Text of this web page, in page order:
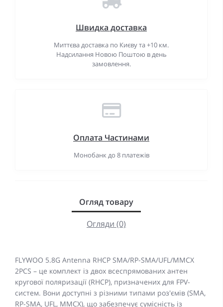
Швидка доставка
Миттєва доставка по Києву та +10 км.
Надсилання Новою Поштою в день
замовлення.
Оплата Частинами
Монобанк до 8 платежів
Огляд товару
Огляди (0)
FLYWOO 5.8G Antenna RHCP SMA/RP-SMA/UFL/MMCX
2PCS – це комплект із двох всеспрямованих антен
кругової поляризації (RHCP), призначених для FPV-
систем. Вони доступні з різними типами роз'ємів (SMA,
RP-SMA, UFL, MMCX), що забезпечує сумісність із